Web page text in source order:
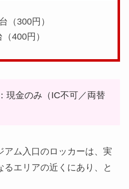
（300円）
400円）
現金のみ（IC不可／両替
アム入口のロッカーは、実
るエリアの近くにあり、と